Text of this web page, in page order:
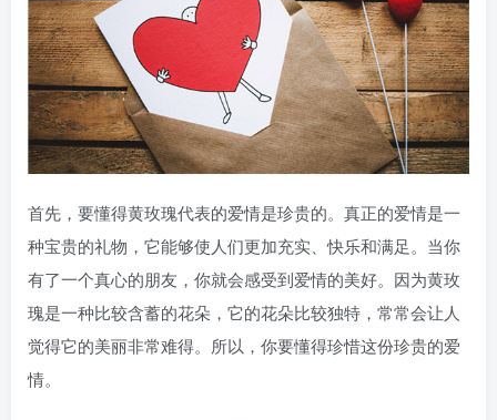
首先，要懂得黄玫瑰代表的爱情是珍贵的。真正的爱情是一
种宝贵的礼物，它能够使人们更加充实、快乐和满足。当你
有了一个真心的朋友，你就会感受到爱情的美好。因为黄玫
瑰是一种比较含蓄的花朵，它的花朵比较独特，常常会让人
觉得它的美丽非常难得。所以，你要懂得珍惜这份珍贵的爱
情。